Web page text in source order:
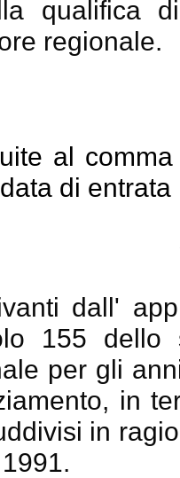
qualifica
regionale.
al
di
dall'
155 dello
per gli
in
in